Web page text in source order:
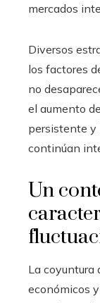
mercados
Diversos
los factores
no
el aumento
persistente y
continúan
Un
La coyuntura
económicos